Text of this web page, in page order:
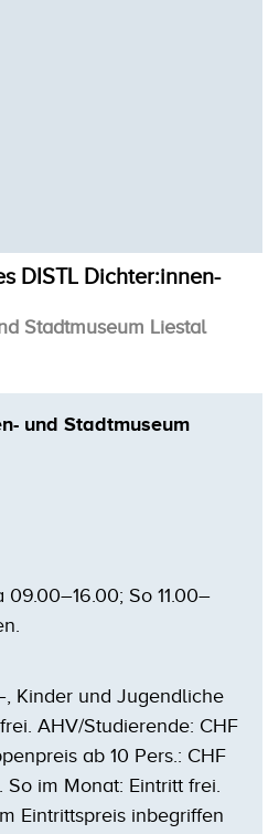
DISTL Dichter:innen-
Stadtmuseum Liestal
und Stadtmuseum
09.00–16.00; So 11.00–
Kinder und Jugendliche
AHV/Studierende: CHF
ab 10 Pers.: CHF
So im Monat: Eintritt frei.
Eintrittspreis inbegriffen